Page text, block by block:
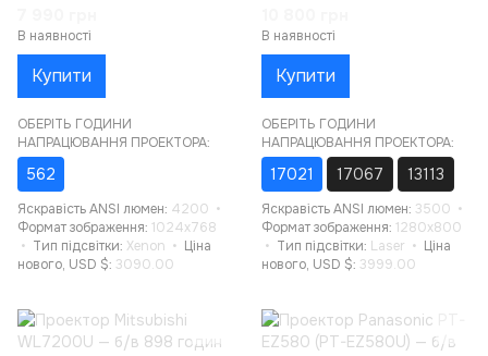
В наявності
Купити
ОБЕРІТЬ ГОДИНИ
НАПРАЦЮВАННЯ ПРОЕКТОРА:
562
Яскравість ANSI люмен 4200
Формат зображення 1024x768
Тип підсвітки Xenon
Ціна
нового, USD $ 3090.00
В наявності
Купити
ОБЕРІТЬ ГОДИНИ
НАПРАЦЮВАННЯ ПРОЕКТОРА:
17021 17067 13113
Яскравість ANSI люмен 3500
Формат зображення 1280x800
Тип підсвітки Laser
Ціна
нового, USD $ 3999.00